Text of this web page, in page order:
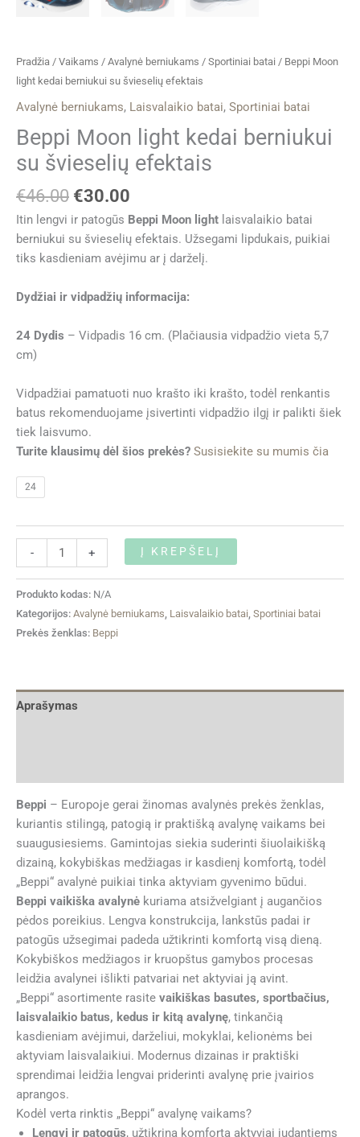
Pradžia / Vaikams / Avalynė berniukams / Sportiniai batai / Beppi Moon
light kedai berniukui su švieselių efektais
Avalynė berniukams, Laisvalaikio batai, Sportiniai batai
Beppi Moon light kedai berniukui
su švieselių efektais
€46.00 €30.00
Itin lengvi ir patogūs Beppi Moon light laisvalaikio batai
berniukui su švieselių efektais. Užsegami lipdukais, puikiai
tiks kasdieniam avėjimu ar į darželį.
Dydžiai ir vidpadžių informacija:
24 Dydis – Vidpadis 16 cm. (Plačiausia vidpadžio vieta 5,7
cm)
Vidpadžiai pamatuoti nuo krašto iki krašto, todėl renkantis
batus rekomenduojame įsivertinti vidpadžio ilgį ir palikti šiek
tiek laisvumo.
Turite klausimų dėl šios prekės? Susisiekite su mumis čia
24
- + Į KREPŠELĮ
Produkto kodas: N/A
Kategorijos: Avalynė berniukams Laisvalaikio batai Sportiniai batai
Prekės ženklas: Beppi
Aprašymas
Beppi – Europoje gerai žinomas avalynės prekės ženklas,
kuriantis stilingą, patogią ir praktišką avalynę vaikams bei
suaugusiesiems. Gamintojas siekia suderinti šiuolaikišką
dizainą, kokybiškas medžiagas ir kasdienį komfortą, todėl
„Beppi“ avalynė puikiai tinka aktyviam gyvenimo būdui.
Beppi vaikiška avalynė kuriama atsižvelgiant į augančios
pėdos poreikius. Lengva konstrukcija, lankstūs padai ir
patogūs užsegimai padeda užtikrinti komfortą visą dieną.
Kokybiškos medžiagos ir kruopštus gamybos procesas
leidžia avalynei išlikti patvariai net aktyviai ją avint.
„Beppi“ asortimente rasite vaikiškas basutes, sportbačius,
laisvalaikio batus, kedus ir kitą avalynę, tinkančią
kasdieniam avėjimui, darželiui, mokyklai, kelionėms bei
aktyviam laisvalaikiui. Modernus dizainas ir praktiški
sprendimai leidžia lengvai priderinti avalynę prie įvairios
aprangos.
Kodėl verta rinktis „Beppi“ avalynę vaikams?
Lengvi ir patogūs, užtikrina komfortą aktyviai judantiems